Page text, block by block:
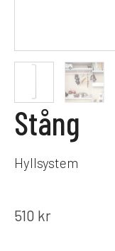
Stång
Hyllsystem
510 kr